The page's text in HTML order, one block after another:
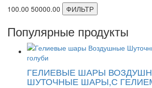
100.00 50000.00 ФИЛЬТР
Популярные продукты
ГЕЛИЕВЫЕ ШАРЫ
ШУТОЧНЫЕ ШАРЫ,С